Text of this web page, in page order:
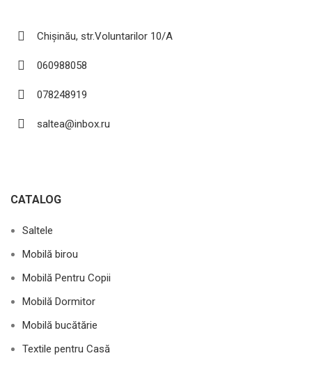
Chișinău, str.Voluntarilor 10/A
060988058
078248919
saltea@inbox.ru
CATALOG
Saltele
Mobilă birou
Mobilă Pentru Copii
Mobilă Dormitor
Mobilă bucătărie
Textile pentru Casă